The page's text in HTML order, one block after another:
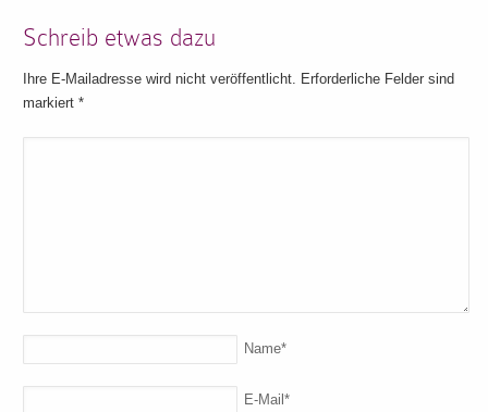
Schreib etwas dazu
Ihre E-Mailadresse wird nicht veröffentlicht. Erforderliche Felder sind
markiert*
Name*
E-Mail*